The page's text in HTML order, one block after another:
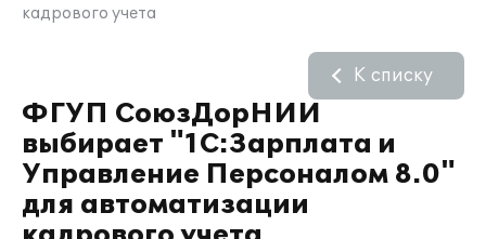
кадрового учета
ФГУП СоюзДорНИИ
выбирает "1С:Зарплата и
Управление Персоналом 8.0"
для автоматизации
К списку